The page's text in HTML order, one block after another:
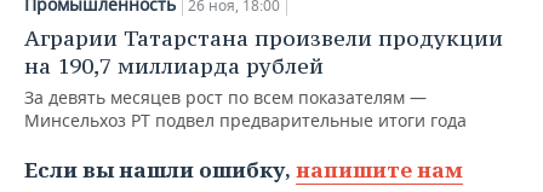
26 ноя, 18:00
Аграрии Татарстана произвели продукции
на 190,7 миллиарда рублей
За девять месяцев рост по всем показателям —
Минсельхоз РТ подвел предварительные итоги года
Если вы нашли ошибку, напишите нам